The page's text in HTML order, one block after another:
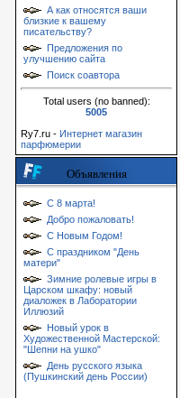
А как относятся ваши
близкие к вашему
писательству?
Предложения по
улучшению сайта
Поиск соавтора
Total users (no banned):
5005
Ry7.ru - Интернет магазин
парфюмерии
Объявления
С 8 марта!
Добро пожаловать!
С Новым Годом!
С праздником "День
матери"
Зимние ролевые игры в
Царском шкафу: новый
диаложек в Лаборатории
Иллюзий
Новый урок в
Художественной Мастерской:
"Шепни на ушко"
День русского языка
(Пушкинский день России)